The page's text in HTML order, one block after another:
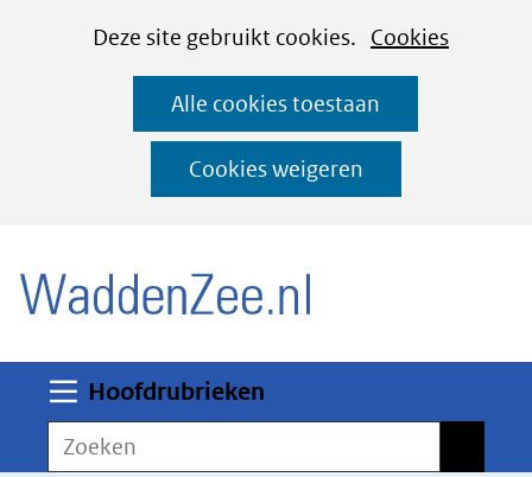
CookiesDeze site gebruikt cookies. Cookies
deze
worden
toegestaan
Alle cookies toestaan
Cookies weigeren
Ga
naar
de
inhoud
Hoofdrubrieken
Zoeken